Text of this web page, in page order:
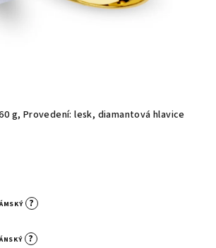
g, Provedení: lesk, diamantová hlavice
?
?